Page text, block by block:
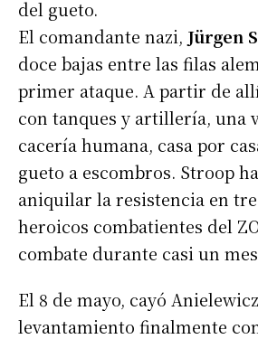
del gueto.
El comandante nazi, Jürgen
doce bajas entre las filas
primer ataque. A partir de
con tanques y artillería, una
cacería humana, casa por
gueto a escombros. Stroop
aniquilar la resistencia en
heroicos combatientes del
combate durante casi un
El 8 de mayo, cayó
levantamiento finalmente